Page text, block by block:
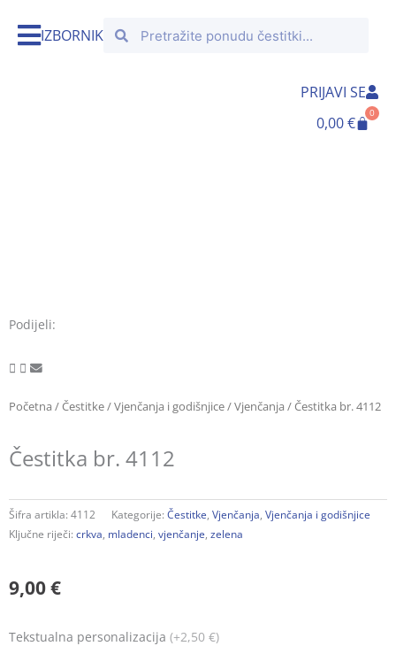
IZBORNIKSearchSearch
PRIJAVI SE
0,00€
0
Cart
Podijeli:
Početna /Čestitke/Vjenčanja i godišnjice/Vjenčanja / Čestitka br. 4112
Čestitka br. 4112
Šifra artikla: 4112 Kategorije: Čestitke, Vjenčanja, Vjenčanja i godišnjice
Ključne riječi: crkva, mladenci, vjenčanje, zelena
9,00€
Tekstualna personalizacija (+2,50 €)
Čestitka